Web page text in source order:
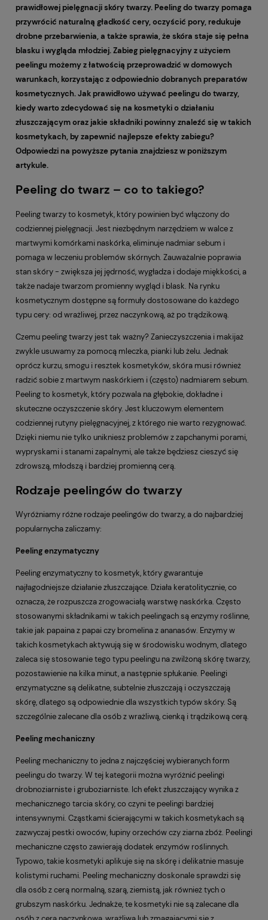
prawidłowej pielęgnacji skóry twarzy. Peeling do twarzy pomaga
przywrócić naturalną gładkość cery, oczyścić pory, redukuje
drobne przebarwienia, a także sprawia, że skóra staje się pełna
blasku i wygląda młodziej. Zabieg pielęgnacyjny z użyciem
peelingu możemy z łatwością przeprowadzić w domowych
warunkach, korzystając z odpowiednio dobranych preparatów
kosmetycznych. Jak prawidłowo używać peelingu do twarzy,
kiedy warto zdecydować się na kosmetyki o działaniu
złuszczającym oraz jakie składniki powinny znaleźć się w takich
kosmetykach, by zapewnić najlepsze efekty zabiegu?
Odpowiedzi na powyższe pytania znajdziesz w poniższym
artykule.
Peeling do twarz – co to takiego?
Peeling twarzy to kosmetyk, który powinien być włączony do
codziennej pielęgnacji. Jest niezbędnym narzędziem w walce z
martwymi komórkami naskórka, eliminuje nadmiar sebum i
pomaga w leczeniu problemów skórnych. Zauważalnie poprawia
stan skóry - zwiększa jej jędrność, wygładza i dodaje miękkości, a
także nadaje twarzom promienny wygląd i blask. Na rynku
kosmetycznym dostępne są formuły dostosowane do każdego
typu cery: od wrażliwej, przez naczynkową, aż po trądzikową.
Czemu peeling twarzy jest tak ważny? Zanieczyszczenia i makijaż
zwykle usuwamy za pomocą mleczka, pianki lub żelu. Jednak
oprócz kurzu, smogu i resztek kosmetyków, skóra musi również
radzić sobie z martwym naskórkiem i (często) nadmiarem sebum.
Peeling to kosmetyk, który pozwala na głębokie, dokładne i
skuteczne oczyszczenie skóry. Jest kluczowym elementem
codziennej rutyny pielęgnacyjnej, z którego nie warto rezygnować.
Dzięki niemu nie tylko unikniesz problemów z zapchanymi porami,
wypryskami i stanami zapalnymi, ale także będziesz cieszyć się
zdrowszą, młodszą i bardziej promienną cerą.
Rodzaje peelingów do twarzy
Wyróżniamy różne rodzaje peelingów do twarzy, a do najbardziej
popularnycha zaliczamy:
Peeling enzymatyczny
Peeling enzymatyczny to kosmetyk, który gwarantuje
najłagodniejsze działanie złuszczające. Działa keratolitycznie, co
oznacza, że rozpuszcza zrogowaciałą warstwę naskórka. Często
stosowanymi składnikami w takich peelingach są enzymy roślinne,
takie jak papaina z papai czy bromelina z ananasów. Enzymy w
takich kosmetykach aktywują się w środowisku wodnym, dlatego
zaleca się stosowanie tego typu peelingu na zwilżoną skórę twarzy,
pozostawienie na kilka minut, a następnie spłukanie. Peelingi
enzymatyczne są delikatne, subtelnie złuszczają i oczyszczają
skórę, dlatego są odpowiednie dla wszystkich typów skóry. Są
szczególnie zalecane dla osób z wrażliwą, cienką i trądzikową cerą.
Peeling mechaniczny
Peeling mechaniczny to jedna z najczęściej wybieranych form
peelingu do twarzy. W tej kategorii można wyróżnić peelingi
drobnoziarniste i gruboziarniste. Ich efekt złuszczający wynika z
mechanicznego tarcia skóry, co czyni te peelingi bardziej
intensywnymi. Cząstkami ścierającymi w takich kosmetykach są
zazwyczaj pestki owoców, łupiny orzechów czy ziarna zbóż. Peelingi
mechaniczne często zawierają dodatek enzymów roślinnych.
Typowo, takie kosmetyki aplikuje się na skórę i delikatnie masuje
kolistymi ruchami. Peeling mechaniczny doskonale sprawdzi się
dla osób z cerą normalną, szarą, ziemistą, jak również tych o
grubszym naskórku. Jednakże, te kosmetyki nie są zalecane dla